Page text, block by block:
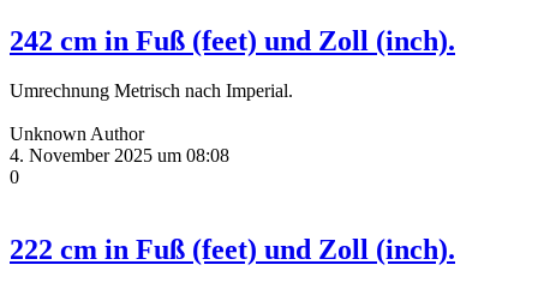
242 cm in Fuß (feet) und Zoll (inch).
Umrechnung Metrisch nach Imperial.
Unknown Author
4. November 2025 um 08:08
0
222 cm in Fuß (feet) und Zoll (inch).